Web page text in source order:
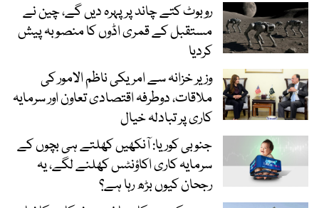
روبوٹ کتے چاند پر پہرہ دیں گے، چین نے
مستقبل کے قمری اڈوں کا منصوبہ پیش
کردیا
وزیر خزانہ سے امریکی ناظم الامور کی
ملاقات، دوطرفہ اقتصادی تعاون اور سرمایہ
کاری پر تبادلہ خیال
جنوبی کوریا: آنکھیں کھلتے ہی بچوں کے
سرمایہ کاری اکاؤنٹس کھلنے لگے، یہ
رجحان کیوں بڑھ رہا ہے؟